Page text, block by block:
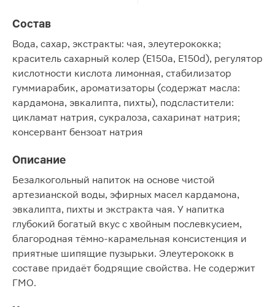
Состав
Вода, сахар, экстракты: чая, элеутерококка;
краситель сахарный колер (Е150а, E150d), регулятор
кислотности кислота лимонная, стабилизатор
гуммиарабик, ароматизаторы (содержат масла:
кардамона, эвкалипта, пихты), подсластители:
цикламат натрия, сукралоза, сахаринат натрия;
консервант бензоат натрия
Описание
Безалкогольный напиток на основе чистой
артезианской воды, эфирных масел кардамона,
эвкалипта, пихты и экстракта чая. У напитка
глубокий богатый вкус с хвойным послевкусием,
благородная тёмно-карамельная консистенция и
приятные шипящие пузырьки. Элеутерококк в
составе придаёт бодрящие свойства. Не содержит
ГМО.